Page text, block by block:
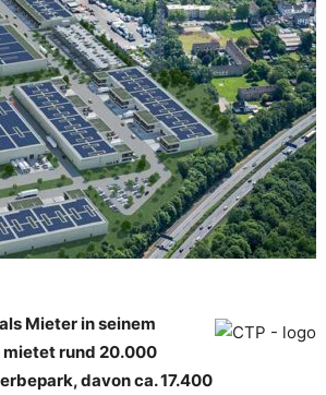
Mieter in seinem
mietet rund 20.000
davon ca. 17.400